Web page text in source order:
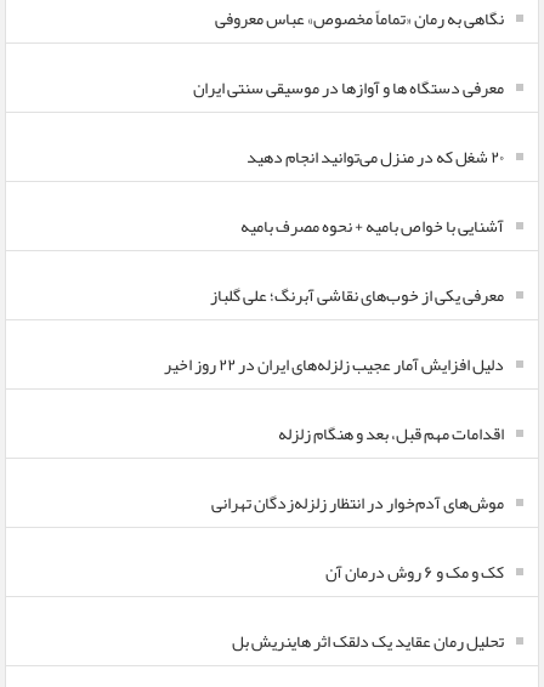
نگاهی به رمان «تماماً مخصوص» عباس معروفی
معرفی دستگاه ها و آوازها در موسیقی سنتی ایران
۲۰ شغل که در منزل می‌توانید انجام دهید
آشنایی با خواص بامیه + نحوه مصرف بامیه
معرفی یکی از خوب‌های نقاشی آبرنگ؛ علی گلباز
دلیل افزایش آمار عجیب زلزله‌های ایران در ۲۲ روز اخیر
اقدامات مهم قبل، بعد و هنگام زلزله
موش‌های آدم‌خوار در انتظار زلزله‌زدگان تهرانی
کک و مک و ۶ روش درمان آن
تحلیل رمان عقاید یک دلقک اثر هاینریش بل